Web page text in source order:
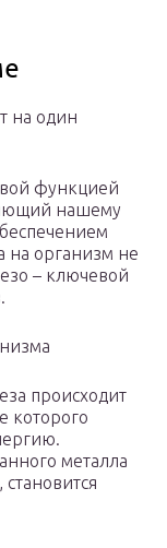
на один
функцией
нашему
на организм не
– ключевой
происходит
которого
металла